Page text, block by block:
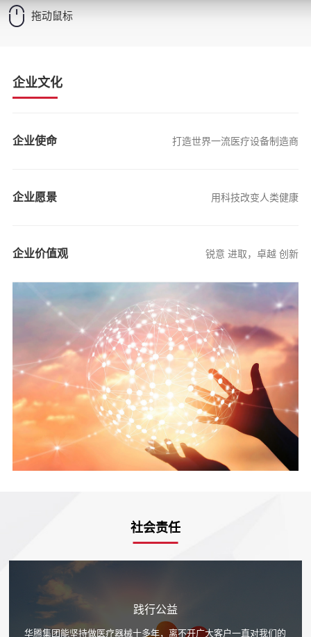
拖动鼠标
企业文化
企业使命 打造世界一流医疗设备制造商
企业愿景 用科技改变人类健康
企业价值观 锐意 进取，卓越 创新
社会责任
践行公益
华腾集团能坚持做医疗器械十多年，离不开广大客户一直对我们的